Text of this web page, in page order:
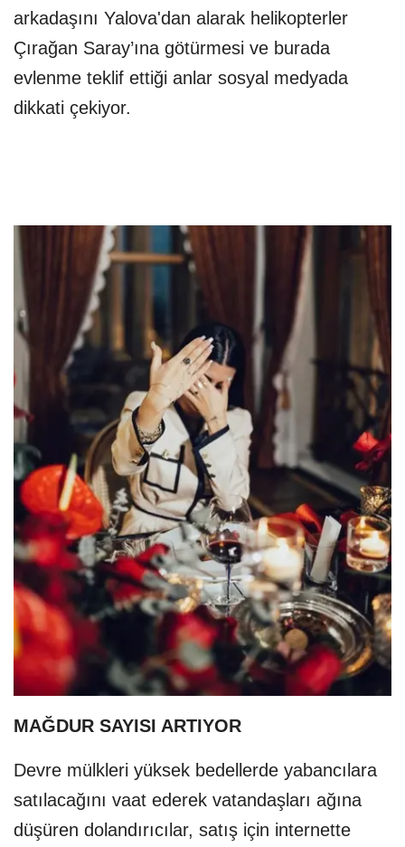
arkadaşını Yalova'dan alarak helikopterler
Çırağan Saray’ına götürmesi ve burada
evlenme teklif ettiği anlar sosyal medyada
dikkati çekiyor.
MAĞDUR SAYISI ARTIYOR
Devre mülkleri yüksek bedellerde yabancılara
satılacağını vaat ederek vatandaşları ağına
düşüren dolandırıcılar, satış için internette